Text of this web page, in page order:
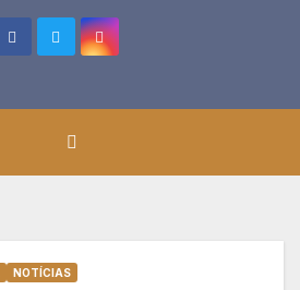
NOTÍCIAS